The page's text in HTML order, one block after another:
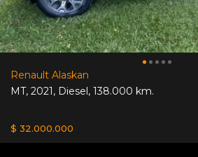
Renault Alaskan
MT, 2021, Diesel, 138.000 km.
$ 32.000.000